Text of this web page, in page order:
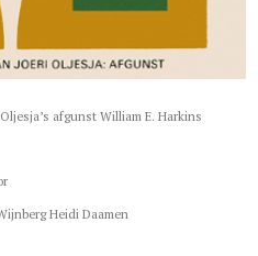
afgunst William E. Harkins
Heidi Daamen